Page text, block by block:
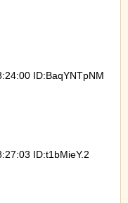
ID:BaqYNTpNM
ID:t1bMieY.2